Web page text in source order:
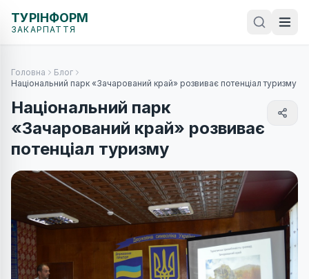
ТУРІНФОРМ
ЗАКАРПАТТЯ
Головна
Блог
Національний парк «Зачарований край» розвиває потенціал туризму
Національний парк
«Зачарований край» розвиває
потенціал туризму